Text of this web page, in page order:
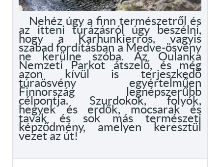
Nehéz úgy a finn természetről és
az itteni túrázásról úgy beszélni,
hogy a Karhunkierros, vagyis
szabad fordításban a Medve-ösvény
ne kerülne szóba. Az Oulanka
Nemzeti Parkot átszelő, és még
azon kívül is terjeszkedő
túraösvény egyértelműen
Finnország legnépszerűbb
célpontja. Szurdokok, folyók,
hegyek és erdők, mocsarak és
tavak és sok más természeti
képződmény, amelyen keresztül
vezet az út!